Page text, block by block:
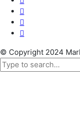
© Copyright 2024